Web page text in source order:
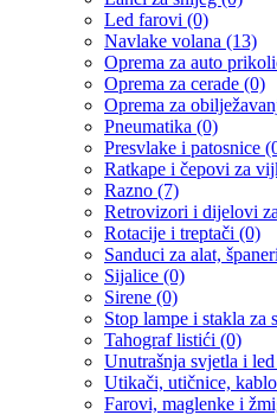
Led farovi (0)
Navlake volana (13)
Oprema za auto
Oprema za cerade (0)
Oprema za
Pneumatika (0)
Presvlake i patosnice
Ratkape i čepovi za
Razno (7)
Retrovizori i dijelovi
Rotacije i treptači (0)
Sanduci za alat,
Sijalice (0)
Sirene (0)
Stop lampe i stakla za
Tahograf listići (0)
Unutrašnja svjetla i
Utikači, utičnice,
Farovi, maglenke i